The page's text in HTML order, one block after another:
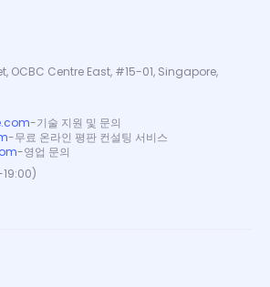
OCBC Centre East, #15-01, Singapore,
-기술 지원 및 문의
-무료 온라인 평판 컨설팅 서비스
-영업 문의
19:00)